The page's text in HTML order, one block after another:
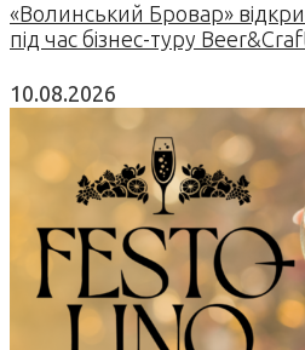
«Волинський Бровар»
під час бізнес-туру
10.08.2026